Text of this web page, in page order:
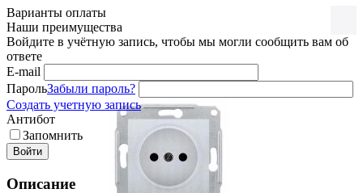
Варианты оплаты
Наши преимущества
Войдите в учётную запись, чтобы мы могли сообщить вам об
ответе
E-mail
ПарольЗабыли пароль?
Создать учетную запись
Антибот
Запомнить
Войти
Описание